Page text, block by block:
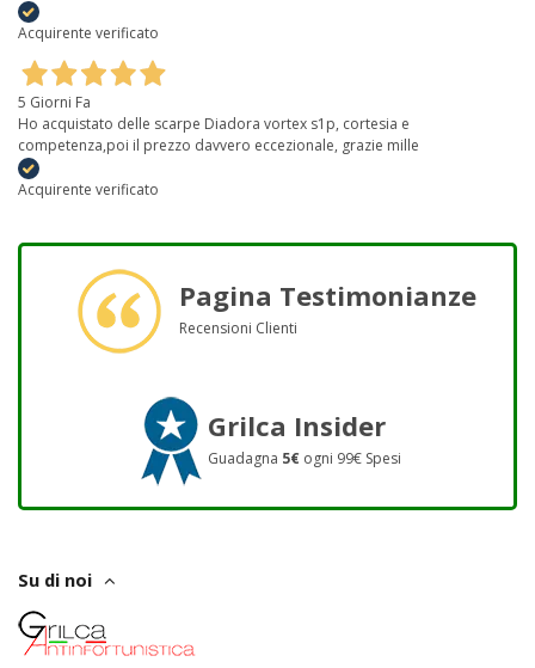
Acquirente verificato
5 Giorni Fa
Ho acquistato delle scarpe Diadora vortex s1p, cortesia e
competenza,poi il prezzo davvero eccezionale, grazie mille
Acquirente verificato
Pagina Testimonianze
Recensioni Clienti
Grilca Insider
Guadagna 5€ ogni 99€ Spesi
Su di noi